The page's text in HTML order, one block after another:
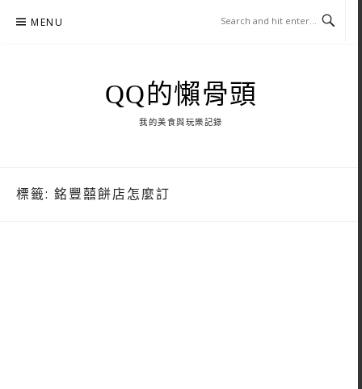
MENU
QQ的懶骨頭
我的美食與玩樂記錄
標籤: 銘豐囍餅店怎麼訂